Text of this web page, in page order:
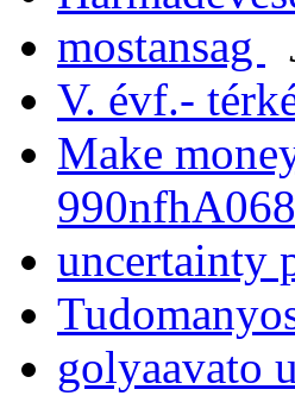
mostansag
V. évf.-
Make
uncertainty
golyaavato